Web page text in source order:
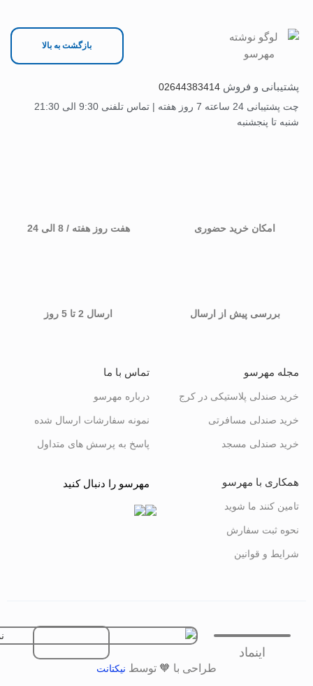
بازگشت به بالا
پشتیبانی و فروش 02644383414
چت پشتیبانی 24 ساعته 7 روز هفته | تماس تلفنی 9:30 الی 21:30
شنبه تا پنجشنبه
امکان خرید حضوری هفت روز هفته / 8 الی 24
بررسی پیش از ارسال ارسال 2 تا 5 روز
مجله مهرسو
خرید صندلی پلاستیکی در کرج
خرید صندلی مسافرتی
خرید صندلی مسجد
تماس با ما
درباره مهرسو
نمونه سفارشات ارسال شده
پاسخ به پرسش های متداول
همکاری با مهرسو
تامین کنند ما شوید
نحوه ثبت سفارش
شرایط و قوانین
مهرسو را دنبال کنید
اینماد
طراحی با 🧡 توسط نیکتانت